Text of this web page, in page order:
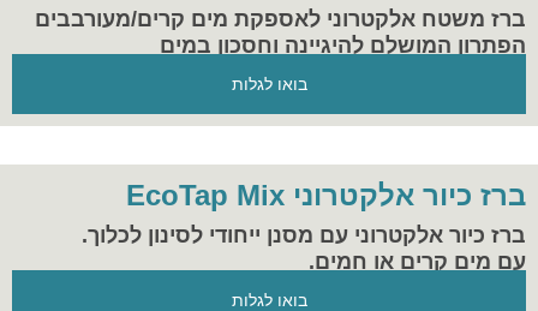
ברז משטח אלקטרוני לאספקת מים קרים/מעורבבים
הפתרון המושלם להיגיינה וחסכון במים
בואו לגלות
ברז כיור אלקטרוני EcoTap Mix
ברז כיור אלקטרוני עם מסנן ייחודי לסינון לכלוך.
עם מים קרים או חמים.
בואו לגלות